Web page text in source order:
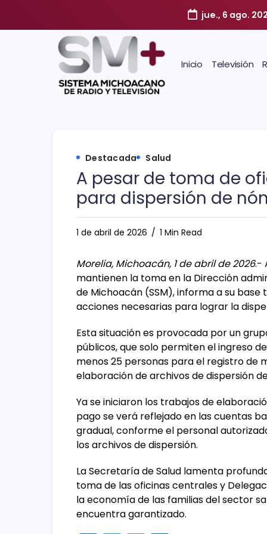
jue., 6 ago.
Inicio Televisión
Destacada Salud
A pesar de toma de
para dispersión de
1 de abril de 2026 1 Min Read
Morelia, Michoacán, 1 de abril de 2026.-
mantienen la toma en la Dirección
de Michoacán (SSM), informa a su
acciones necesarias para lograr la
Esta situación es provocada por un
públicos, que solo permiten el ingreso
menos 25 personas para el registro de
elaboración de archivos de dispersión
Ya se iniciaron los trabajos de
pago se verá reflejado en las cuentas
gradual, conforme el personal
los archivos de dispersión.
La Secretaría de Salud lamenta
toma de las oficinas centrales y
la economía de las familias del sector
encuentra garantizado.